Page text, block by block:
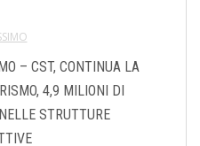
– CST, CONTINUA LA
4,9 MILIONI DI
STRUTTURE